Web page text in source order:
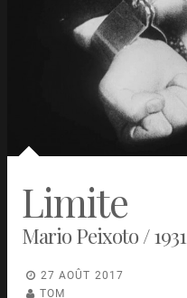
Limite
Mario Peixoto / 1931
27 AOÛT 2017
TOM